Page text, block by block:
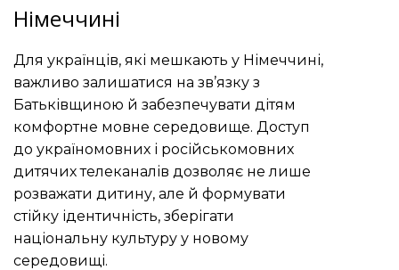
Німеччині
Для українців, які мешкають у Німеччині,
важливо залишатися на зв’язку з
Батьківщиною й забезпечувати дітям
комфортне мовне середовище. Доступ
до україномовних і російськомовних
дитячих телеканалів дозволяє не лише
розважати дитину, але й формувати
стійку ідентичність, зберігати
національну культуру у новому
середовищі.